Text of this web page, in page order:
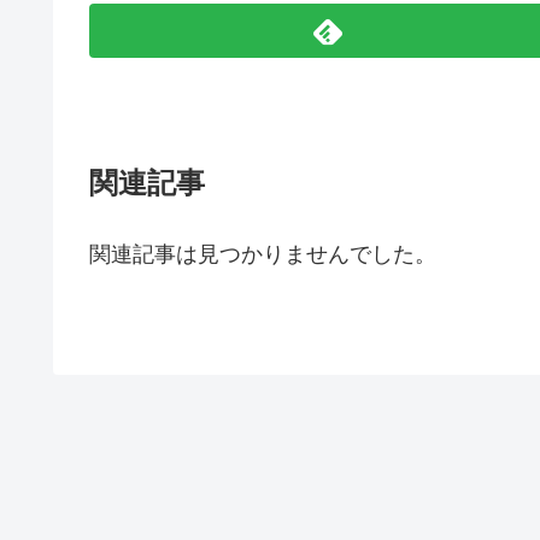
関連記事
関連記事は見つかりませんでした。